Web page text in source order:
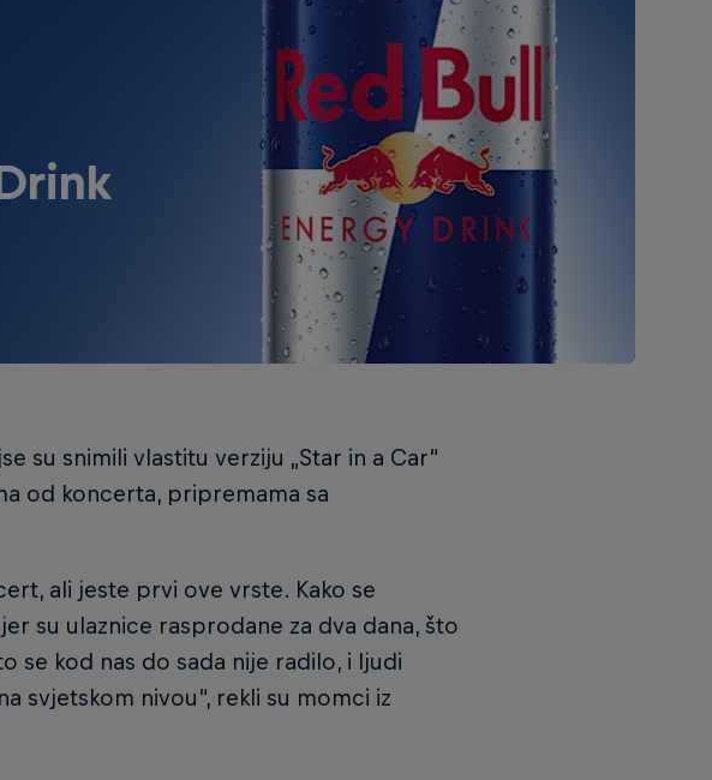
su snimili vlastitu verziju „Star in a Car“
od koncerta, pripremama sa
ali jeste prvi ove vrste. Kako se
su ulaznice rasprodane za dva dana, što
se kod nas do sada nije radilo, i ljudi
svjetskom nivou“, rekli su momci iz